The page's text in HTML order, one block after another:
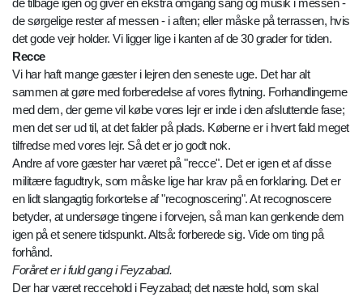
de tilbage igen og giver en ekstra omgang sang og musik i messen -
de sørgelige rester af messen - i aften; eller måske på terrassen, hvis
det gode vejr holder. Vi ligger lige i kanten af de 30 grader for tiden.
Recce
Vi har haft mange gæster i lejren den seneste uge. Det har alt
sammen at gøre med forberedelse af vores flytning. Forhandlingerne
med dem, der gerne vil købe vores lejr er inde i den afsluttende fase;
men det ser ud til, at det falder på plads. Køberne er i hvert fald meget
tilfredse med vores lejr. Så det er jo godt nok.
Andre af vore gæster har været på "recce". Det er igen et af disse
militære fagudtryk, som måske lige har krav på en forklaring. Det er
en lidt slangagtig forkortelse af "recognoscering". At recognoscere
betyder, at undersøge tingene i forvejen, så man kan genkende dem
igen på et senere tidspunkt. Altså: forberede sig. Vide om ting på
forhånd.
Foråret er i fuld gang i Feyzabad.
Der har været reccehold i Feyzabad; det næste hold, som skal